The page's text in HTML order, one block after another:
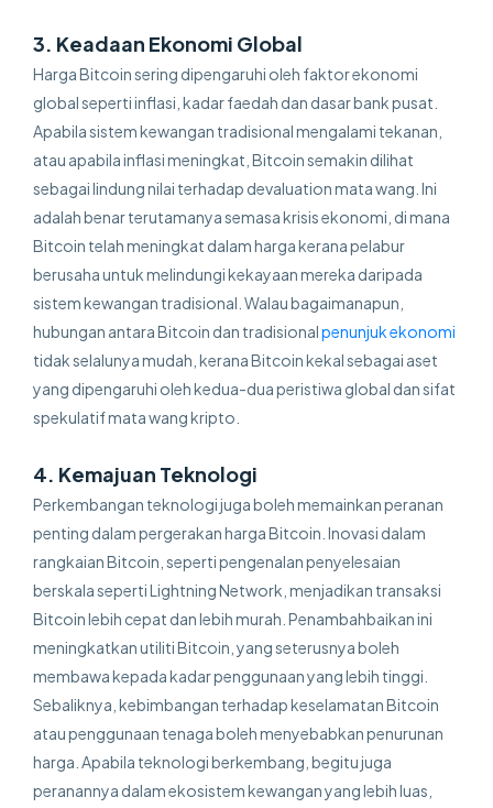
3. Keadaan Ekonomi Global
Harga Bitcoin sering dipengaruhi oleh faktor ekonomi
global seperti inflasi, kadar faedah dan dasar bank pusat.
Apabila sistem kewangan tradisional mengalami tekanan,
atau apabila inflasi meningkat, Bitcoin semakin dilihat
sebagai lindung nilai terhadap devaluation mata wang. Ini
adalah benar terutamanya semasa krisis ekonomi, di mana
Bitcoin telah meningkat dalam harga kerana pelabur
berusaha untuk melindungi kekayaan mereka daripada
sistem kewangan tradisional. Walau bagaimanapun,
hubungan antara Bitcoin dan tradisionalpenunjuk ekonomi
tidak selalunya mudah, kerana Bitcoin kekal sebagai aset
yang dipengaruhi oleh kedua-dua peristiwa global dan sifat
spekulatif mata wang kripto​.
4. Kemajuan Teknologi
Perkembangan teknologi juga boleh memainkan peranan
penting dalam pergerakan harga Bitcoin. Inovasi dalam
rangkaian Bitcoin, seperti pengenalan penyelesaian
berskala seperti Lightning Network, menjadikan transaksi
Bitcoin lebih cepat dan lebih murah. Penambahbaikan ini
meningkatkan utiliti Bitcoin, yang seterusnya boleh
membawa kepada kadar penggunaan yang lebih tinggi.
Sebaliknya, kebimbangan terhadap keselamatan Bitcoin
atau penggunaan tenaga boleh menyebabkan penurunan
harga. Apabila teknologi berkembang, begitu juga
peranannya dalam ekosistem kewangan yang lebih luas,